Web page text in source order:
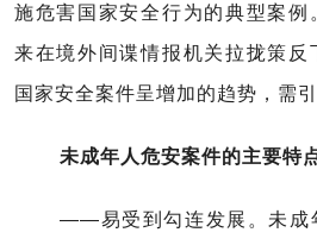
施危害国家安全行为的典型案例
来在境外间谍情报机关拉拢策反
国家安全案件呈增加的趋势，需
未成年人危安案件的主要特
——易受到勾连发展。未成